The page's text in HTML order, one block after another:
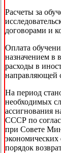
Расчеты за
договорами и
Оплата
назначением в
расходы в
направляющей
На период
необходимых
ассигнования
СССР по
при Совете
порядок